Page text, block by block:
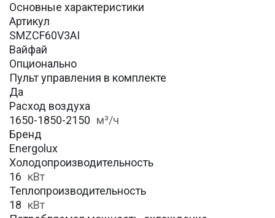
Основные характеристики
Артикул
SMZCF60V3AI
Вайфай
Опционально
Пульт управления в комплекте
Да
Расход воздуха
1650-1850-2150 м³/ч
Бренд
Energolux
Холодопроизводительность
16 кВт
Теплопроизводительность
18 кВт